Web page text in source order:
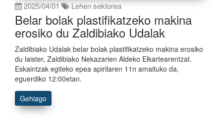
2025/04/01 Lehen sektorea
Belar bolak plastifikatzeko makina
erosiko du Zaldibiako Udalak
Zaldibiako Udalak belar bolak plastifikatzeko makina erosiko
du laister, Zaldibiako Nekazarien Aldeko Elkartearentzat.
Eskaintzak egiteko epea apirilaren 11n amaituko da,
eguerdiko 12:00etan.
Gehiago